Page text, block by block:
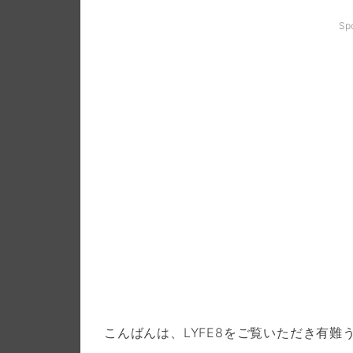
こんばんは、LYFE8をご覧いただき有難